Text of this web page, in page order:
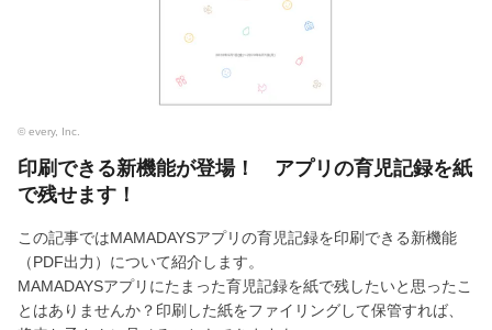
© every, Inc.
印刷できる新機能が登場！ アプリの育児記録を紙
で残せます！
この記事ではMAMADAYSアプリの育児記録を印刷できる新機能
（PDF出力）について紹介します。
MAMADAYSアプリにたまった育児記録を紙で残したいと思ったこ
とはありませんか？印刷した紙をファイリングして保管すれば、